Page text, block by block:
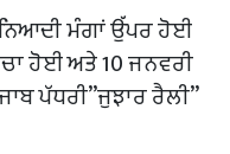
ਮੰਗਾਂ ਉੱਪਰ ਹੋਈ
ਹੋਈ ਅਤੇ 10 ਜਨਵਰੀ
ਪੱਧਰੀ”ਜੁਝਾਰ ਰੈਲੀ”